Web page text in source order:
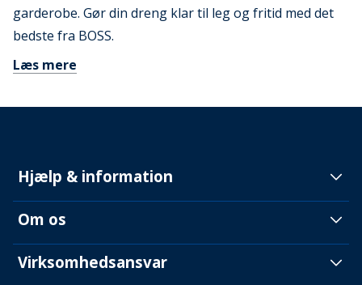
garderobe. Gør din dreng klar til leg og fritid med det
bedste fra BOSS.
Læs mere
Hjælp & information
Om os
Virksomhedsansvar